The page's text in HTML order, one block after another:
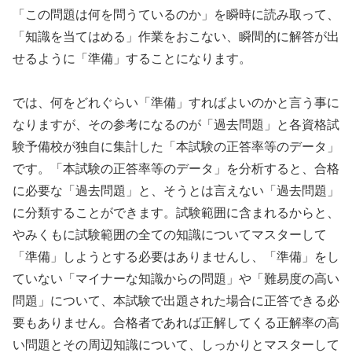
「この問題は何を問うているのか」を瞬時に読み取って、
「知識を当てはめる」作業をおこない、瞬間的に解答が出
せるように「準備」することになります。
では、何をどれぐらい「準備」すればよいのかと言う事に
なりますが、その参考になるのが「過去問題」と各資格試
験予備校が独自に集計した「本試験の正答率等のデータ」
です。「本試験の正答率等のデータ」を分析すると、合格
に必要な「過去問題」と、そうとは言えない「過去問題」
に分類することができます。試験範囲に含まれるからと、
やみくもに試験範囲の全ての知識についてマスターして
「準備」しようとする必要はありませんし、「準備」をし
ていない「マイナーな知識からの問題」や「難易度の高い
問題」について、本試験で出題された場合に正答できる必
要もありません。合格者であれば正解してくる正解率の高
い問題とその周辺知識について、しっかりとマスターして